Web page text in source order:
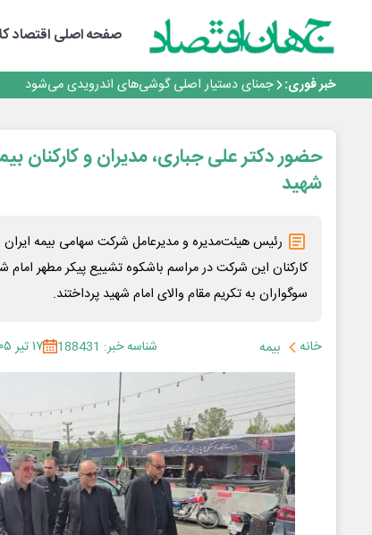
صفحه اصلیاقتصاد
خبر فوری:
برگزاری آیین نکوداشت فعالان مواکب مرز شلمچه
ایران، شریک راهبردی اتحادیه اقتصادی اوراسیا در
جمنای دستیار اصلی گوشی‌های اندرویدی می‌شود
برنده این رقابت داستان‌نویسی، انسان نبود!
برگزاری آیین نکوداشت فعالان مواکب مرز شلمچه
ایران، شریک راهبردی اتحادیه اقتصادی اوراسیا در
حضور دکتر علی جباری، مدیران و کارکنان
شهید
رئیس هیئت‌مدیره و مدیرعامل شرکت سهامی بیمه
کارکنان این شرکت در مراسم باشکوه تشییع پیکر مطهر
سوگواران به تکریم مقام والای امام شهید پرداختند.
خانه بیمه شناسه خبر: 188431 ۱۷ تیر ۱۴۰۵